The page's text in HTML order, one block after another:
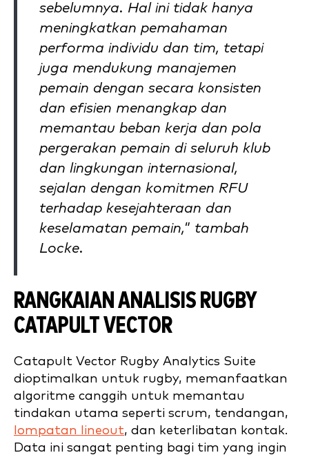
sebelumnya. Hal ini tidak hanya
meningkatkan pemahaman
performa individu dan tim, tetapi
juga mendukung manajemen
pemain dengan secara konsisten
dan efisien menangkap dan
memantau beban kerja dan pola
pergerakan pemain di seluruh klub
dan lingkungan internasional,
sejalan dengan komitmen RFU
terhadap kesejahteraan dan
keselamatan pemain," tambah
Locke.
RANGKAIAN ANALISIS RUGBY
CATAPULT VECTOR
Catapult Vector Rugby Analytics Suite
dioptimalkan untuk rugby, memanfaatkan
algoritme canggih untuk memantau
tindakan utama seperti scrum, tendangan,
lompatan lineout, dan keterlibatan kontak.
Data ini sangat penting bagi tim yang ingin